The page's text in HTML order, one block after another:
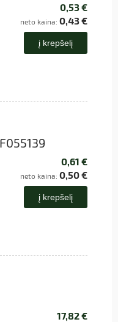
0,53 €
neto kaina: 0,43 €
į krepšelį
0,61 €
neto kaina: 0,50 €
į krepšelį
17,82 €